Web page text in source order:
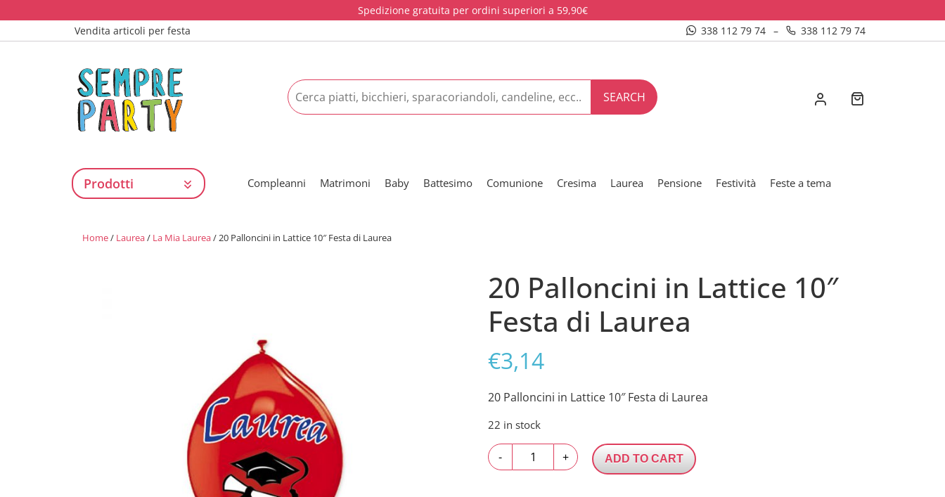
Spedizione gratuita per ordini superiori a 59,90€
Vendita articoli per festa
338 112 79 74 – 338 112 79 74
SEARCH
Prodotti Compleanni Matrimoni Baby Battesimo Comunione Cresima Laurea Pensione Festività Feste a tema
Home/ Laurea/ La Mia Laurea/ 20 Palloncini in Lattice 10″ Festa di Laurea
20 Palloncini in Lattice 10″
Festa di Laurea
€3,14
20 Palloncini in Lattice 10″ Festa di Laurea
22 in stock
-
Palloncini
+ ADD TO CART